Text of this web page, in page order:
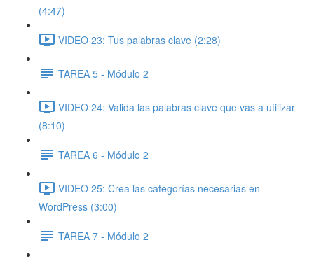
(4:47)
VIDEO 23: Tus palabras clave (2:28)
TAREA 5 - Módulo 2
VIDEO 24: Valida las palabras clave que vas a utilizar
(8:10)
TAREA 6 - Módulo 2
VIDEO 25: Crea las categorías necesarias en
WordPress (3:00)
TAREA 7 - Módulo 2